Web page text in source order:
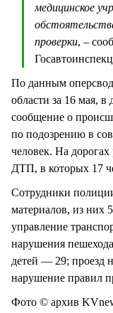
медицинское
проверки, –
По данным
области за 16 мая,
сообщение о
по подозрению в
человек. На
ДТП, в которых 17
Сотрудники
материалов, из них
управление
нарушения
детей — 29; проезд
нарушение правил
Фото © архив